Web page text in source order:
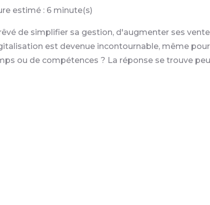
estimé : 6 minute(s)
de simplifier sa gestion, d'augmenter ses
est devenue incontournable, même
ou de compétences ? La réponse se trouve